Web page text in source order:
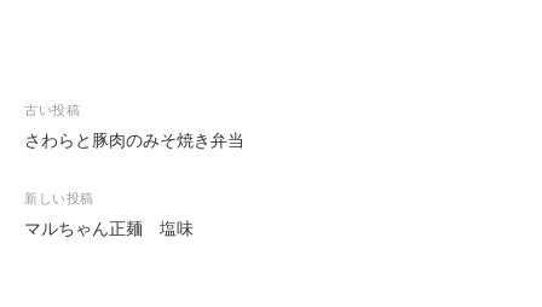
投
稿
ビ
ゲ
古い投稿
さわらと豚肉のみそ焼き弁当
新しい投稿
マルちゃん正麺 塩味